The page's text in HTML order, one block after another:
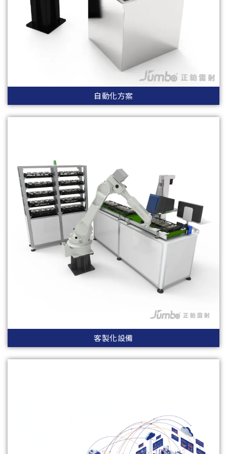
自動化方案
客製化設備